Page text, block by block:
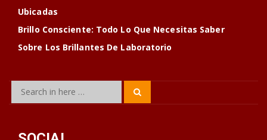
Ubicadas
Brillo Consciente: Todo Lo Que Necesitas Saber
Sobre Los Brillantes De Laboratorio
Search